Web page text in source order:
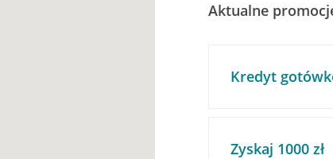
Aktualne
Kredyt
Zyskaj 1000 zł